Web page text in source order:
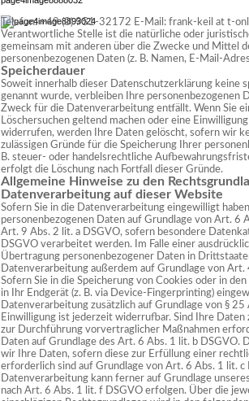
Telefon: +49 (0) 951-32172 E-Mail: frank-keil at t-
Verantwortliche Stelle ist die natürliche oder
gemeinsam mit anderen über die Zwecke und Mittel
personenbezogenen Daten (z. B. Namen, E-Mail-
Speicherdauer
Soweit innerhalb dieser Datenschutzerklärung keine
genannt wurde, verbleiben Ihre personenbezogenen
Zweck für die Datenverarbeitung entfällt. Wenn Sie
Löschersuchen geltend machen oder eine
widerrufen, werden Ihre Daten gelöscht, sofern wir
zulässigen Gründe für die Speicherung Ihrer
B. steuer- oder handelsrechtliche
erfolgt die Löschung nach Fortfall dieser Gründe.
Allgemeine Hinweise zu den
Datenverarbeitung auf dieser Website
Sofern Sie in die Datenverarbeitung eingewilligt
personenbezogenen Daten auf Grundlage von Art. 6
Art. 9 Abs. 2 lit. a DSGVO, sofern besondere
DSGVO verarbeitet werden. Im Falle einer
Übertragung personenbezogener Daten in
Datenverarbeitung außerdem auf Grundlage von Art.
Sofern Sie in die Speicherung von Cookies oder in
in Ihr Endgerät (z. B. via Device-Fingerprinting)
Datenverarbeitung zusätzlich auf Grundlage von §
Einwilligung ist jederzeit widerrufbar. Sind Ihre
zur Durchführung vorvertraglicher Maßnahmen
Daten auf Grundlage des Art. 6 Abs. 1 lit. b DSGVO.
wir Ihre Daten, sofern diese zur Erfüllung einer
erforderlich sind auf Grundlage von Art. 6 Abs. 1 lit. c
Datenverarbeitung kann ferner auf Grundlage
nach Art. 6 Abs. 1 lit. f DSGVO erfolgen. Über die